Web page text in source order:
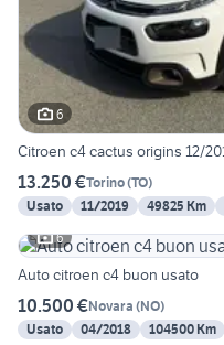
6
13.250 €Torino(TO)
Usato
11/2019 49825 Km
6
Auto citroen c4 buon usato
10.500 €Novara (NO)
Usato
04/2018 104500 Km